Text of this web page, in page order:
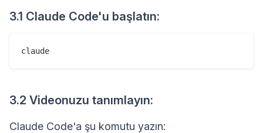
3.1 Claude Code'u başlatın:
3.2 Videonuzu tanımlayın:
Claude Code'a şu komutu yazın: